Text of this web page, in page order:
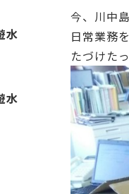
今、川中
日常業務
たづけた
水
水